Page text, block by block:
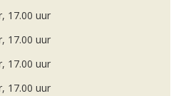
17.00 uur
17.00 uur
17.00 uur
17.00 uur